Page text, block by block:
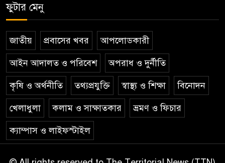
ফুটার মেনু
জাতীয় প্রবাসের খবর আপলোডকারী
আইন আদালত ও পরিবেশ অপরাধ ও দুর্নীতি
কৃষি ও অর্থনীতি তথ্যপ্রযুক্তি স্বাস্থ্য ও শিক্ষা বিনোদন
খেলাধুলা কলাম ও সাক্ষাতকার ভ্রমণ ও ফিচার
ক্যাম্পাস ও লাইফস্টাইল